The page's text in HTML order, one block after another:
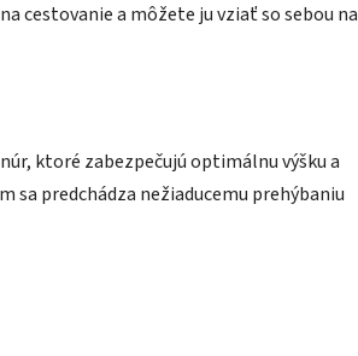
cestovanie a môžete ju vziať so sebou na
ktoré zabezpečujú optimálnu výšku a
sa predchádza nežiaducemu prehýbaniu